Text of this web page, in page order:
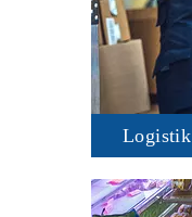
Logistik